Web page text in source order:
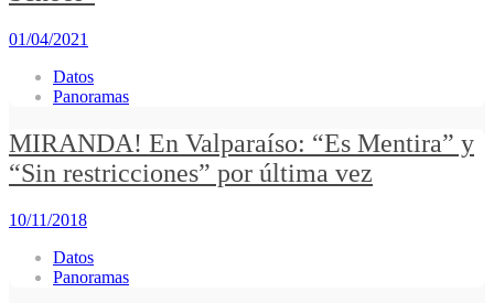
01/04/2021
Datos
Panoramas
MIRANDA! En Valparaíso: “Es Mentira” y
“Sin restricciones” por última vez
10/11/2018
Datos
Panoramas